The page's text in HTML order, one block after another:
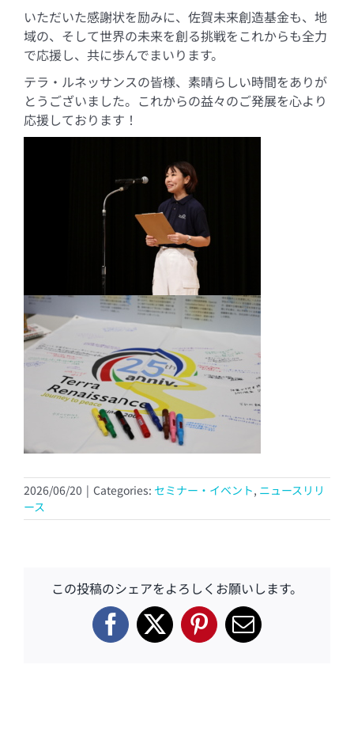
いただいた感謝状を励みに、佐賀未来創造基金も、地
域の、そして世界の未来を創る挑戦をこれからも全力
で応援し、共に歩んでまいります。
テラ・ルネッサンスの皆様、素晴らしい時間をありが
とうございました。これからの益々のご発展を心より
応援しております！
2026/06/20 | Categories: セミナー・イベント, ニュースリリ
ース
この投稿のシェアをよろしくお願いします。
Facebook
X Pinterest
電